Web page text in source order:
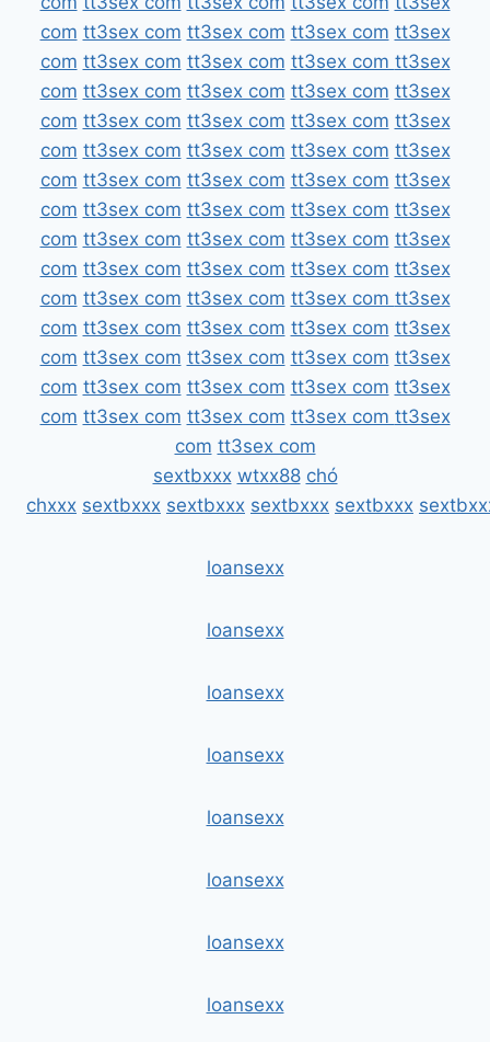
com tt3sex com tt3sex com tt3sex com tt3sex
com tt3sex com tt3sex com tt3sex com tt3sex
com tt3sex com tt3sex com tt3sex com tt3sex
com tt3sex com tt3sex com tt3sex com tt3sex
com tt3sex com tt3sex com tt3sex com tt3sex
com tt3sex com tt3sex com tt3sex com tt3sex
com tt3sex com tt3sex com tt3sex com tt3sex
com tt3sex com tt3sex com tt3sex com tt3sex
com tt3sex com tt3sex com tt3sex com tt3sex
com tt3sex com tt3sex com tt3sex com tt3sex
com tt3sex com tt3sex com tt3sex com tt3sex
com tt3sex com tt3sex com tt3sex com tt3sex
com tt3sex com tt3sex com tt3sex com tt3sex
com tt3sex com tt3sex com tt3sex com tt3sex
com tt3sex com
sextbxxx wtxx88 chó
chxxx sextbxxx sextbxxx sextbxxx sextbxxx
loansexx
loansexx
loansexx
loansexx
loansexx
loansexx
loansexx
loansexx